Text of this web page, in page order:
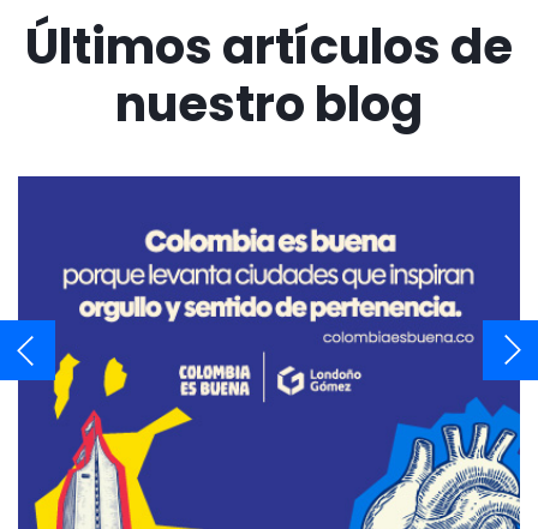
Últimos artículos de
nuestro blog